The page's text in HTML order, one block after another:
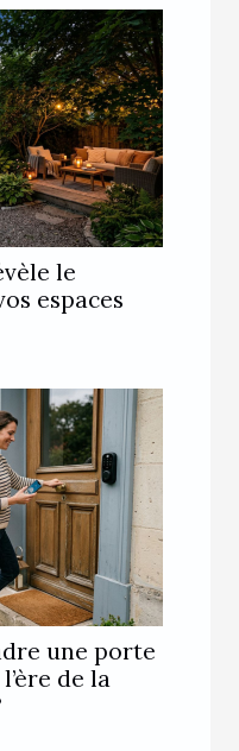
le
espaces
une porte
de la